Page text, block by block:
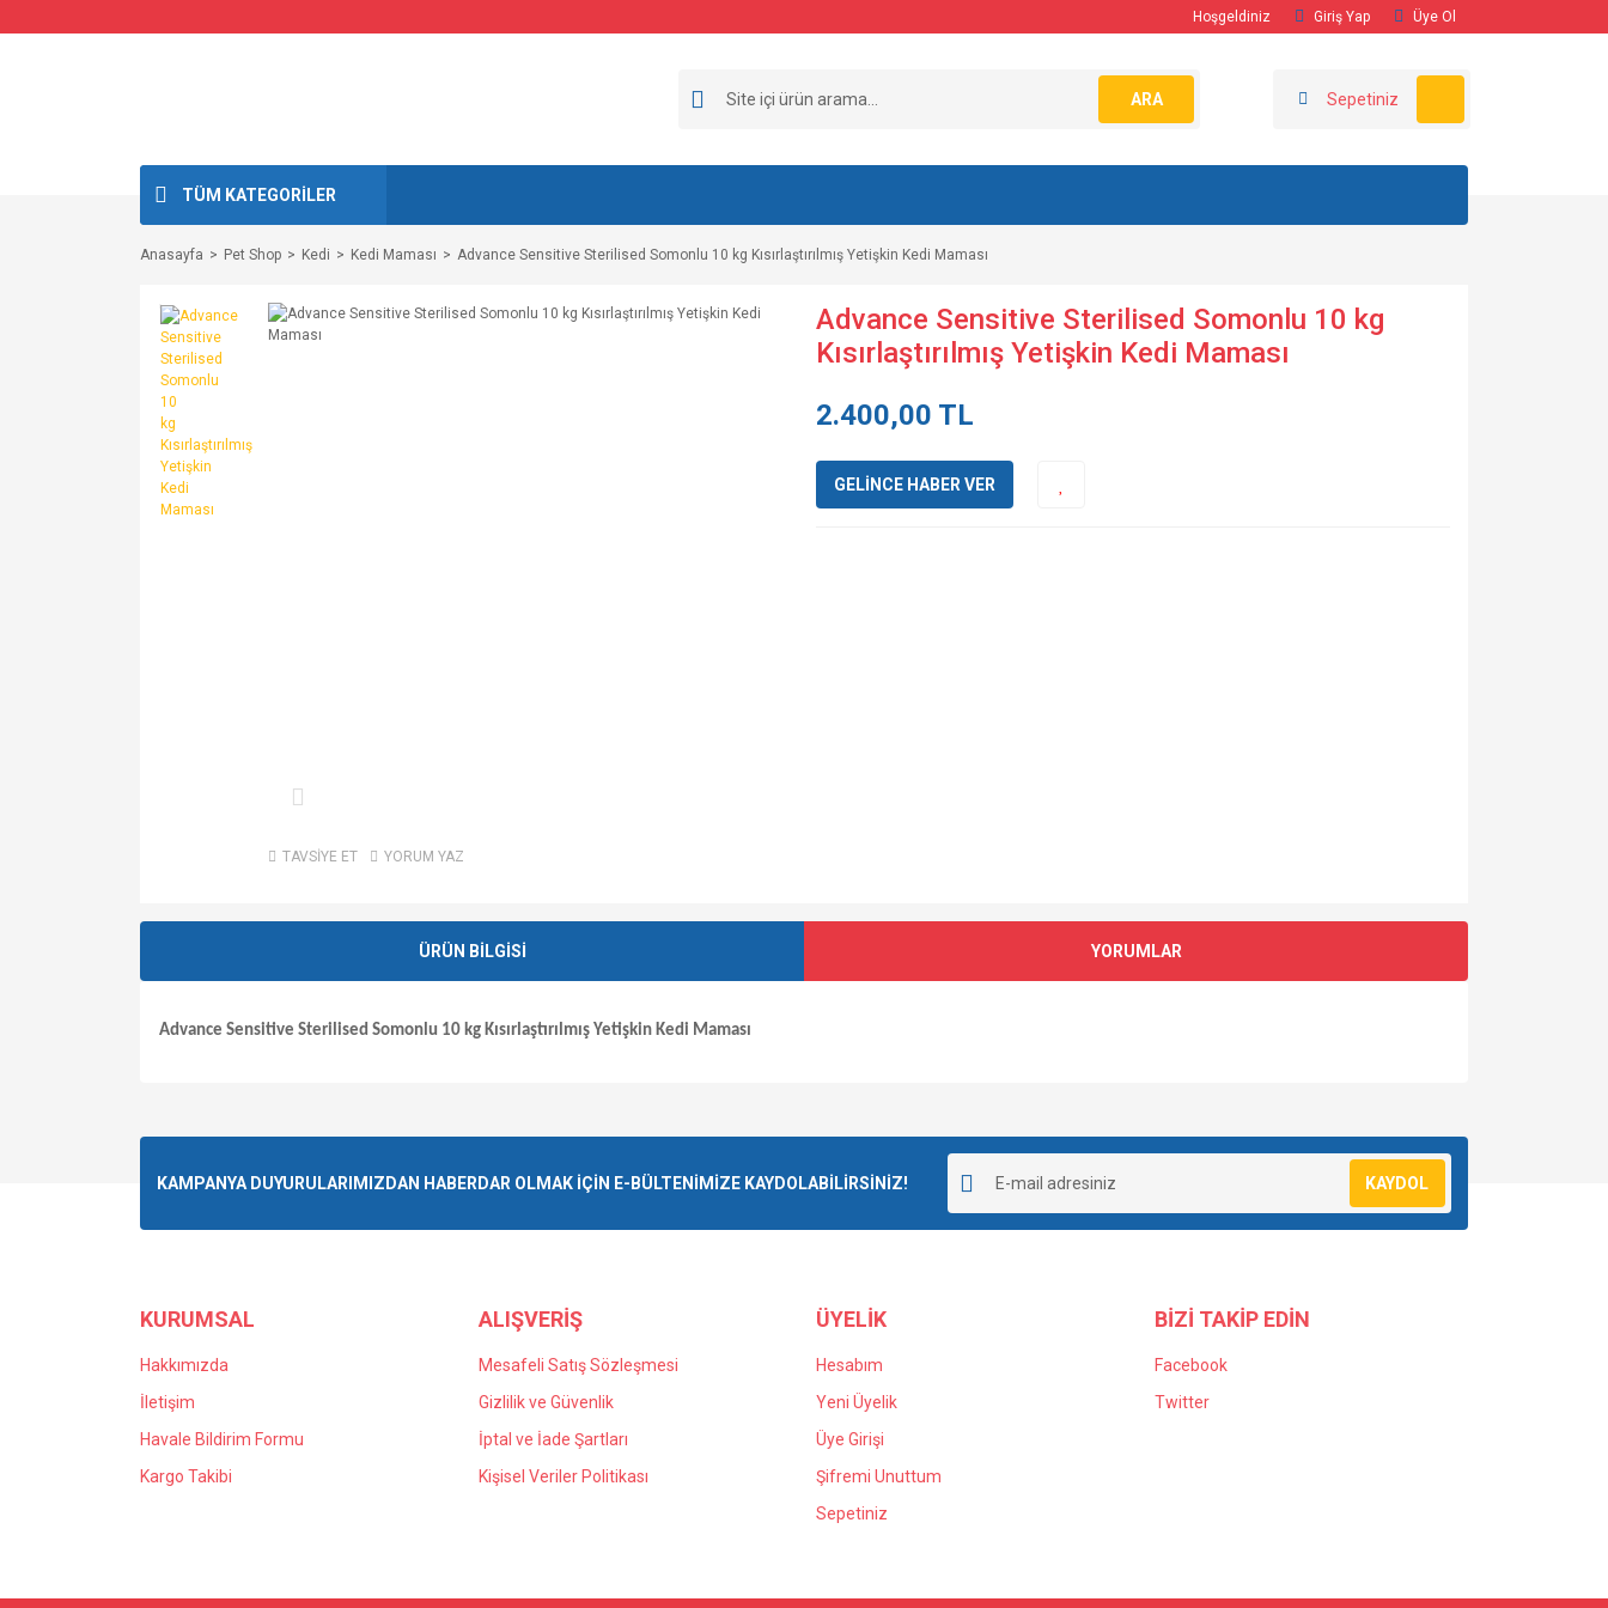
Hoşgeldiniz Giriş Yap Üye Ol
ARA Sepetiniz
TÜM KATEGORİLER
Anasayfa Pet Shop Kedi Kedi Maması Advance Sensitive Sterilised Somonlu 10 kg Kısırlaştırılmış Yetişkin Kedi Maması
TAVSİYE ET YORUM YAZ
Advance Sensitive Sterilised Somonlu 10 kg
Kısırlaştırılmış Yetişkin Kedi Maması
2.400,00 TL
GELİNCE HABER VER
ÜRÜN BİLGİSİ YORUMLAR
Advance Sensitive Sterilised Somonlu 10 kg Kısırlaştırılmış Yetişkin Kedi Maması
KAMPANYA DUYURULARIMIZDAN HABERDAR OLMAK İÇİN E-BÜLTENİMİZE KAYDOLABİLİRSİNİZ! KAYDOL
KURUMSAL
Hakkımızda
İletişim
Havale Bildirim Formu
Kargo Takibi
ALIŞVERİŞ
Mesafeli Satış Sözleşmesi
Gizlilik ve Güvenlik
İptal ve İade Şartları
Kişisel Veriler Politikası
ÜYELİK
Hesabım
Yeni Üyelik
Üye Girişi
Şifremi Unuttum
Sepetiniz
BİZİ TAKİP EDİN
Facebook
Twitter